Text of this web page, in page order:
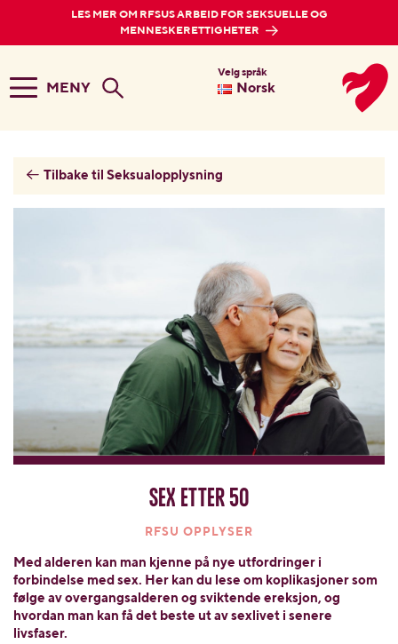
LES MER OM RFSUS ARBEID FOR SEKSUELLE OG
MENNESKERETTIGHETER
MENY
Velg språk
Norsk
Tilbake til Seksualopplysning
Sex etter 50
RFSU OPPLYSER
Med alderen kan man kjenne på nye utfordringer i
forbindelse med sex. Her kan du lese om koplikasjoner som
følge av overgangsalderen og sviktende ereksjon, og
hvordan man kan få det beste ut av sexlivet i senere
livsfaser.